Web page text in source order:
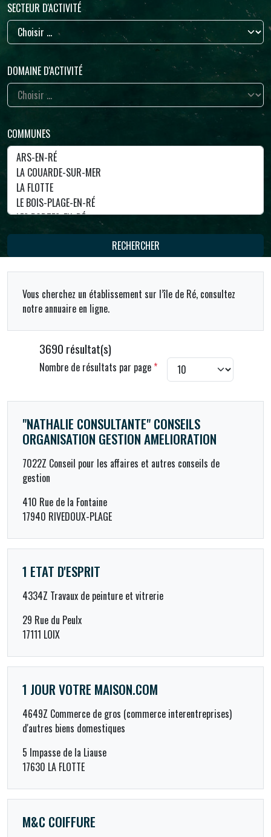
SECTEUR D'ACTIVITÉ
DOMAINE D'ACTIVITÉ
COMMUNES
RECHERCHER
Vous cherchez un établissement sur l’île de Ré, consultez
notre annuaire en ligne.
3690 résultat(s)
Nombre de résultats par page *
"NATHALIE CONSULTANTE" CONSEILS
ORGANISATION GESTION AMELIORATION
7022Z Conseil pour les affaires et autres conseils de
gestion
410 Rue de la Fontaine
17940 RIVEDOUX-PLAGE
1 ETAT D'ESPRIT
4334Z Travaux de peinture et vitrerie
29 Rue du Peulx
17111 LOIX
1 JOUR VOTRE MAISON.COM
4649Z Commerce de gros (commerce interentreprises)
d'autres biens domestiques
5 Impasse de la Liause
17630 LA FLOTTE
M&C COIFFURE